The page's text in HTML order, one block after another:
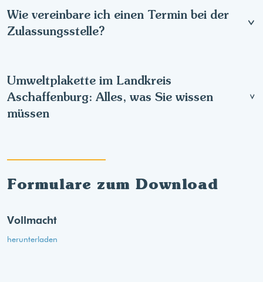
Wie vereinbare ich einen Termin bei der
Zulassungsstelle?
Umweltplakette im Landkreis
Aschaffenburg: Alles, was Sie wissen
müssen
Formulare zum Download
Vollmacht
herunterladen